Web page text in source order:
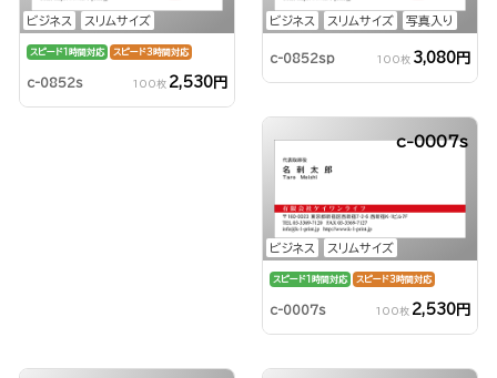
ビジネス スリムサイズ
スピード1時間対応 スピード3時間対応
c-0852s 100枚 2,530円
ビジネス スリムサイズ 写真入り
c-0852sp 100枚 3,080円
ビジネス スリムサイズ
c-0007s
スピード1時間対応 スピード3時間対応
c-0007s 100枚 2,530円